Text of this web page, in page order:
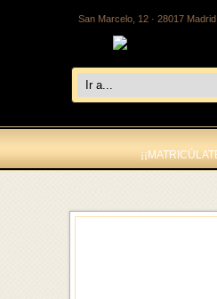
San Marcelo, 12 · 28017